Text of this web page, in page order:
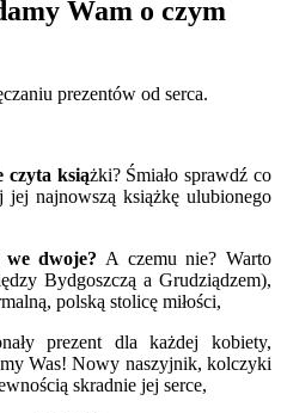
Wam o czym
prezentów od serca.
czyta książki? Śmiało sprawdź co
najnowszą książkę ulubionego
dwoje? A czemu nie? Warto
Bydgoszczą a Grudziądzem),
polską stolicę miłości,
prezent dla każdej kobiety,
Was! Nowy naszyjnik, kolczyki
skradnie jej serce,